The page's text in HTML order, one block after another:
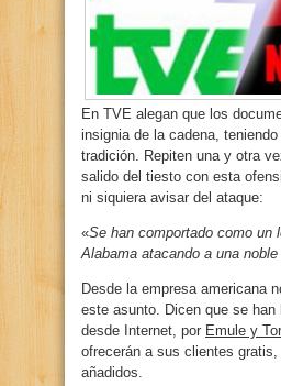
En TVE alegan que los
insignia de la cadena,
tradición. Repiten una y otra
salido del tiesto con esta
ni siquiera avisar del ataque:
«Se han comportado como un
Alabama atacando a una
Desde la empresa americana
este asunto. Dicen que se han
desde Internet, por Emule y
ofrecerán a sus clientes
añadidos.